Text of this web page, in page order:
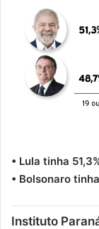
• Lula tinha
• Bolsonaro
Instituto